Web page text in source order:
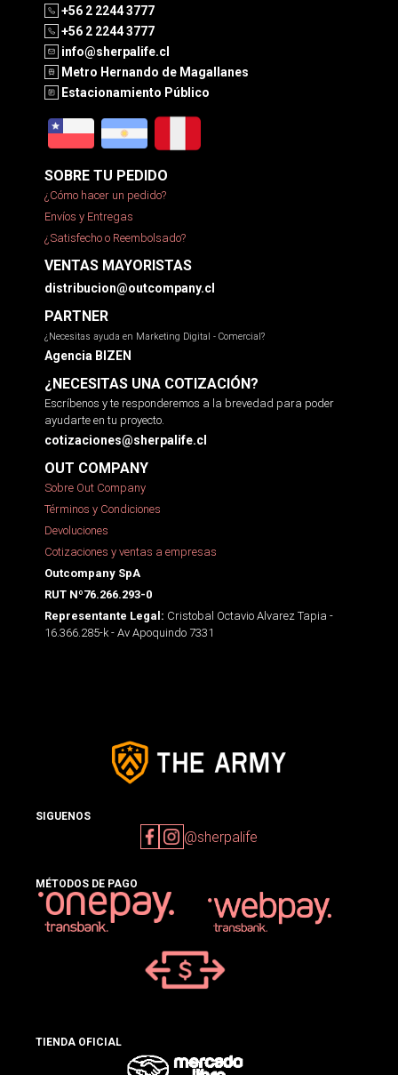
+56 2 2244 3777
+56 2 2244 3777
info@sherpalife.cl
Metro Hernando de Magallanes
Estacionamiento Público
SOBRE TU PEDIDO
¿Cómo hacer un pedido?
Envíos y Entregas
¿Satisfecho o Reembolsado?
VENTAS MAYORISTAS
distribucion@outcompany.cl
PARTNER
¿Necesitas ayuda en Marketing Digital - Comercial?
Agencia BIZEN
¿NECESITAS UNA COTIZACIÓN?
Escríbenos y te responderemos a la brevedad para poder
ayudarte en tu proyecto.
cotizaciones@sherpalife.cl
OUT COMPANY
Sobre Out Company
Términos y Condiciones
Devoluciones
Cotizaciones y ventas a empresas
Outcompany SpA
RUT Nº76.266.293-0
Representante Legal: Cristobal Octavio Alvarez Tapia -
16.366.285-k - Av Apoquindo 7331
SIGUENOS
@sherpalife
MÉTODOS DE PAGO
TIENDA OFICIAL